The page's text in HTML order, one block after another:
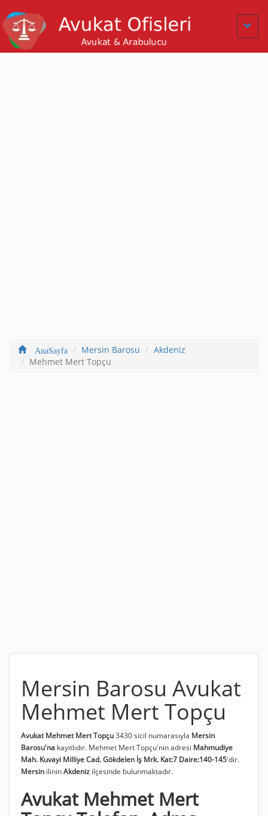
AnaSayfa Mersin Barosu
Akdeniz
Mehmet Mert Topçu
Mersin Barosu Avukat
Mehmet Mert Topçu
Avukat Mehmet Mert Topçu3430 sicil numarasıyla Mersin
Barosu'na kayıtlıdır. Mehmet Mert Topçu'nin adresi Mahmudiye
Mah. Kuvayi Milliye Cad. Gökdelen İş Mrk. Kat:7 Daire:140-145'dir.
Mersin ilininAkdeniz ilçesinde bulunmaktadır.
Avukat Mehmet Mert